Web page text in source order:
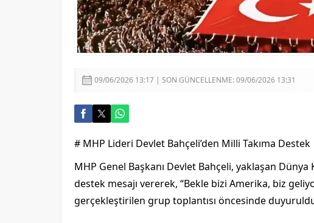
09/06/2026 13:17 | SON GÜNCELLENME: 09/06/2026 13:31
# MHP Lideri Devlet Bahçeli’den Milli Takıma Destek
MHP Genel Başkanı Devlet Bahçeli, yaklaşan Dünya
destek mesajı vererek, “Bekle bizi Amerika, biz
gerçekleştirilen grup toplantısı öncesinde